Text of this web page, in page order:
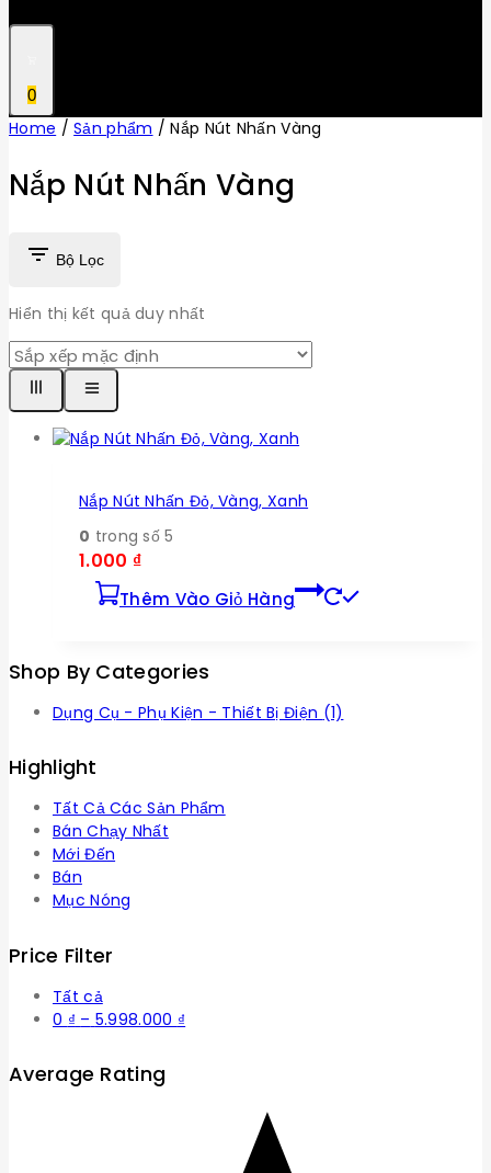
0
Home / Sản phẩm / Nắp Nút Nhấn Vàng
Nắp Nút Nhấn Vàng
Bộ Lọc
Hiển thị kết quả duy nhất
Nắp Nút Nhấn Đỏ, Vàng, Xanh
0 trong số 5
1.000 ₫
Thêm Vào Giỏ Hàng
Shop By Categories
Dụng Cụ - Phụ Kiện - Thiết Bị Điện (1)
Highlight
Tất Cả Các Sản Phẩm
Bán Chạy Nhất
Mới Đến
Bán
Mục Nóng
Price Filter
Tất cả
0 ₫ – 5.998.000 ₫
5.998.000 ₫
Average Rating